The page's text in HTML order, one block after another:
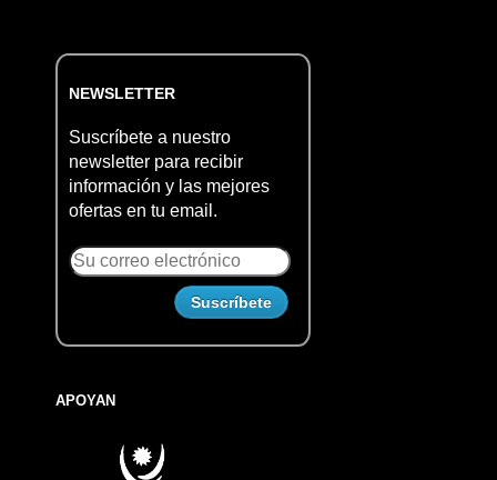
NEWSLETTER
Suscríbete a nuestro
newsletter para recibir
información y las mejores
ofertas en tu email.
APOYAN